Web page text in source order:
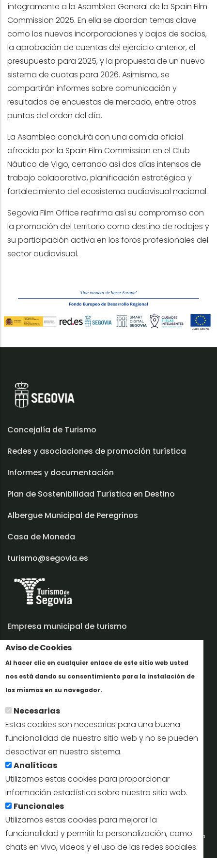
Aviso de Cookies
Al hacer clic en cualquier enlace de este sitio web usted
nos está dando su consentimiento para la instalación de
las mismas en su navegador.
Necesarias
Estas cookies son necesarias para una buena
funcionalidad de nuestro sitio web y no se pueden
desactivar en nuestro sistema.
Analíticas
Utilizamos estas cookies para proporcionar
información estadística sobre nuestro sitio web.
Funcionales
Utilizamos estas cookies para mejorar la
funcionalidad y permitir la personalización, como
chats en vivo, videos y el uso de las redes sociales.
íntegramente a la Asamblea General de la Spain Film
Commission 2025. En ella se abordan temas clave
como las nuevas incorporaciones y bajas de socios,
la aprobación de cuentas del ejercicio anterior, el
presupuesto para 2025, y la propuesta de un nuevo
sistema de cuotas para 2026. Asimismo, se
compartirán informes sobre comunicación y
resultados de encuestas de mercado, entre otros
puntos del orden del día.
La Asamblea concluirá con una comida oficial
ofrecida por la Spain Film Commission en el Club
Náutico de Vigo, cerrando así dos días intensos de
trabajo colaborativo, planificación estratégica y
fortalecimiento del ecosistema audiovisual nacional.
Segovia Film Office reafirma así su compromiso con
la promoción del territorio como destino de rodajes y
su participación activa en los foros profesionales del
sector audiovisual.
Concejalía de Turismo
Redes y asociaciones de promoción turística
Informes y documentación
Plan de Sostenibilidad Turística en Destino
Albergue Municipal de Peregrinos
Casa de Moneda
turismo@segovia.es
Empresa municipal de turismo
Trabaja con nosotros
Informes y documentación
Perfil del contratante
Oficinas de Turismo
reservas@turismodesegovia.com
info@turismodesegovia.com
Aviso legal |
Portal de la Concejalía de Turismo (Ayuntamiento de Segovia) y la Empresa
Municipal de Turismo de Segovia © 2022